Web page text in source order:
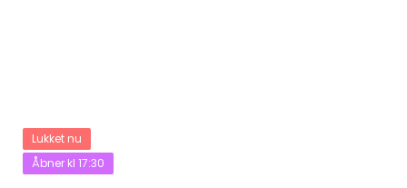
Lukket nu
Åbner kl 17:30